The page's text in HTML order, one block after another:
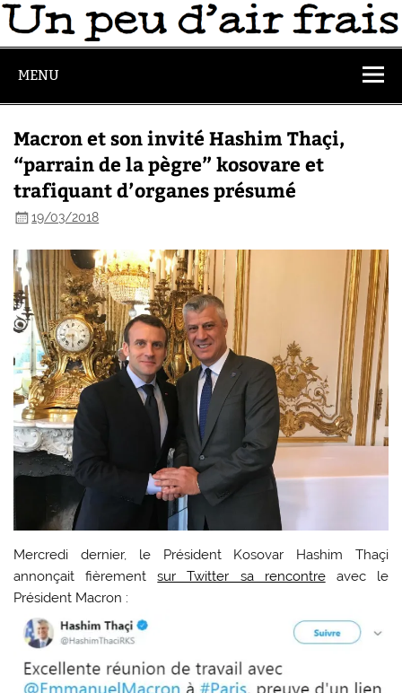
MENU
Macron et son invité Hashim Thaçi,
“parrain de la pègre” kosovare et
trafiquant d’organes présumé
19/03/2018
Mercredi dernier, le Président Kosovar Hashim Thaçi
annonçait fièrementsur Twitter sa rencontreavec le
Président Macron :